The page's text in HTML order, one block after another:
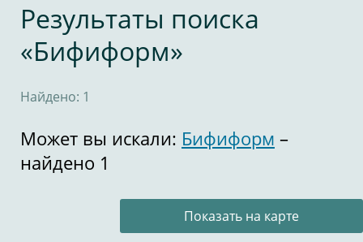
Результаты поиска
«Бифиформ»
Найдено: 1
Может вы искали: Бифиформ –
найдено 1
Показать на карте